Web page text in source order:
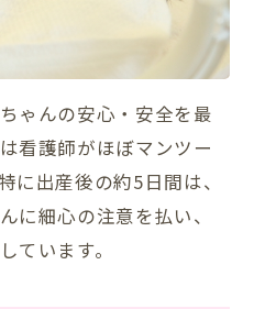
ゃんの安心・安全を最
看護師がほぼマンツー
に出産後の約5日間は、
に細心の注意を払い、
ています。